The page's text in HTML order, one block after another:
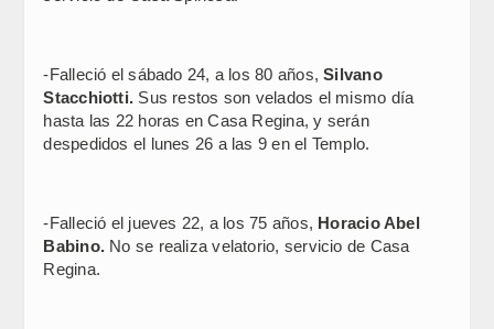
-Falleció el sábado 24, a los 80 años,Silvano
Stacchiotti. Sus restos son velados el mismo día
hasta las 22 horas en Casa Regina, y serán
despedidos el lunes 26 a las 9 en el Templo.
-Falleció el jueves 22, a los 75 años, Horacio Abel
Babino.No se realiza velatorio, servicio de Casa
Regina.